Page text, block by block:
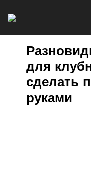
для
сделать
руками